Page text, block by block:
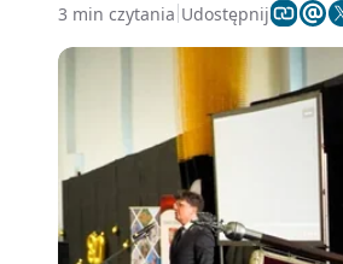
3 min czytania Udostępnij